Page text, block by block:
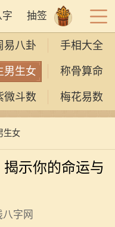
字 抽签
易八卦 手相大全
男生女 称骨算命
微斗数 梅花易数
生女
示你的命运与
字网